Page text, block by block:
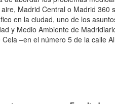
Madrid Central o Madrid 360
en la ciudad, uno de los
y Medio Ambiente de
–en el número 5 de la calle